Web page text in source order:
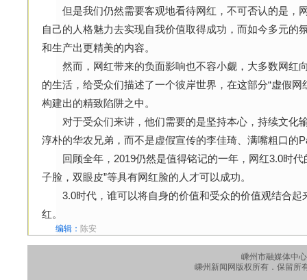
但是我们仍然需要客观地看待网红，不可否认的是，
自己的人格魅力去实现自我价值取得成功，而如今多元的
和生产出更精美的内容。
然而，网红带来的负面影响也不容小觑，大多数网红
的生活，给受众们描述了一个彼岸世界，在这部分“虚假
构建出的精致陷阱之中。
对于受众们来讲，他们需要的是坚持本心，持续文化
淳朴的华农兄弟，而不是虚假宣传的李佳琦、满嘴粗口的
回顾全年，2019仍然是值得铭记的一年，网红3.0时代
子脸，双眼皮”等具有网红脸的人才可以成功。
3.0时代，谁可以将自身的价值和受众的价值观结合起
红。
编辑： 陈安
嵊州市融媒体中
嵊州新闻网版权所有．保留所